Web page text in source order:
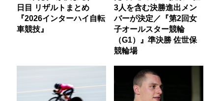
日目 リザルトまとめ
『2026インターハイ自転
車競技』
3人を含む決勝進出メン
バーが決定／『第2回女
子オールスター競輪
（G1）』準決勝 佐世保
競輪場